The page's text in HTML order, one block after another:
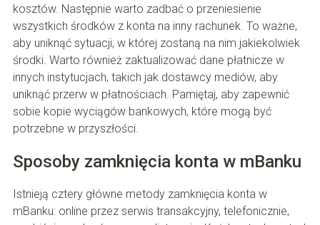
kosztów. Następnie warto zadbać o przeniesienie
wszystkich środków z konta na inny rachunek. To ważne,
aby uniknąć sytuacji, w której zostaną na nim jakiekolwiek
środki. Warto również zaktualizować dane płatnicze w
innych instytucjach, takich jak dostawcy mediów, aby
uniknąć przerw w płatnościach. Pamiętaj, aby zapewnić
sobie kopie wyciągów bankowych, które mogą być
potrzebne w przyszłości.
Sposoby zamknięcia konta w mBanku
Istnieją cztery główne metody zamknięcia konta w
mBanku: online przez serwis transakcyjny, telefonicznie,